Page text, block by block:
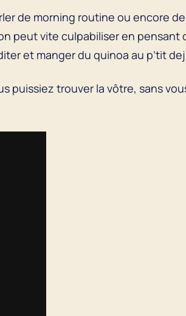
de morning routine ou encore
peut vite culpabiliser en pensant
et manger du quinoa au p’tit
puissiez trouver la vôtre, sans